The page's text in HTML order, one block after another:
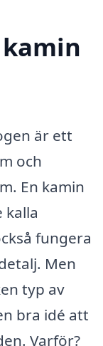
är ett
och
En kamin
kalla
fungera
Men
typ av
bra idé att
Varför?